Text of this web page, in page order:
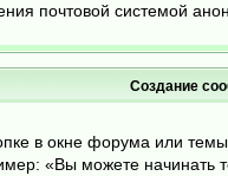
почтовой системой
Создание
в окне форума или
«Вы можете начинать